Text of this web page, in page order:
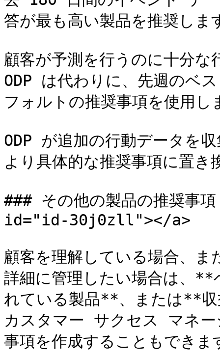
答が最も高い製品を推奨しま
顧客が予測を行うのに十分
ODP は代わりに、先週のベ
フォルトの推奨事項を使用し
ODP が追加の行動データを
より具体的な推奨事項に置き
### その他の製品の推奨
id="id-30j0zll"></a>
顧客を理解している場合、
詳細に管理したい場合は、
れている製品**、または**
カスタマー サクセス マネー
事項を作成することもできま